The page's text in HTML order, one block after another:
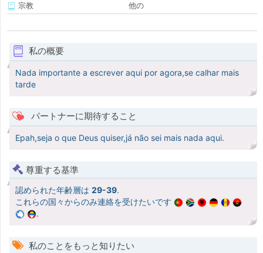
宗教
他の
私の概要
Nada importante a escrever aqui por agora,se calhar mais
tarde
パートナーに期待すること
Epah,seja o que Deus quiser,já não sei mais nada aqui.
尊重する基準
認められた年齢層は 29-39.
これらの国々からのみ連絡を受けたいです
.
私のことをもっと知りたい